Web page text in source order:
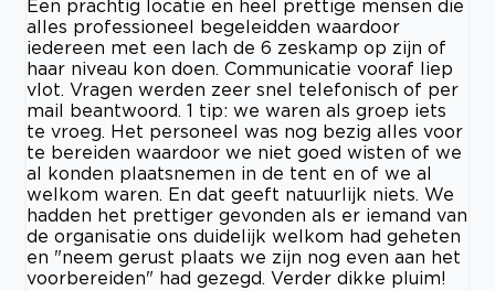
Een prachtig locatie en heel prettige mensen die
alles professioneel begeleidden waardoor
iedereen met een lach de 6 zeskamp op zijn of
haar niveau kon doen. Communicatie vooraf liep
vlot. Vragen werden zeer snel telefonisch of per
mail beantwoord. 1 tip: we waren als groep iets
te vroeg. Het personeel was nog bezig alles voor
te bereiden waardoor we niet goed wisten of we
al konden plaatsnemen in de tent en of we al
welkom waren. En dat geeft natuurlijk niets. We
hadden het prettiger gevonden als er iemand van
de organisatie ons duidelijk welkom had geheten
en "neem gerust plaats we zijn nog even aan het
voorbereiden" had gezegd. Verder dikke pluim!